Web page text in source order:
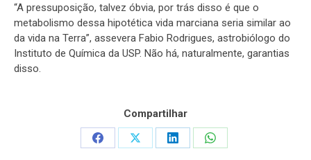
“A pressuposição, talvez óbvia, por trás disso é que o
metabolismo dessa hipotética vida marciana seria similar ao
da vida na Terra”, assevera Fabio Rodrigues, astrobiólogo do
Instituto de Química da USP. Não há, naturalmente, garantias
disso.
Compartilhar
Share
Share
Share
Share